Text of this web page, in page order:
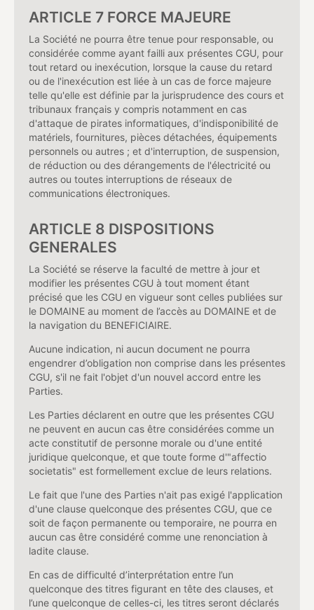
ARTICLE 7 FORCE MAJEURE
La Société ne pourra être tenue pour responsable, ou
considérée comme ayant failli aux présentes CGU, pour
tout retard ou inexécution, lorsque la cause du retard
ou de l'inexécution est liée à un cas de force majeure
telle qu'elle est définie par la jurisprudence des cours et
tribunaux français y compris notamment en cas
d'attaque de pirates informatiques, d'indisponibilité de
matériels, fournitures, pièces détachées, équipements
personnels ou autres ; et d'interruption, de suspension,
de réduction ou des dérangements de l'électricité ou
autres ou toutes interruptions de réseaux de
communications électroniques.
ARTICLE 8 DISPOSITIONS
GENERALES
La Société se réserve la faculté de mettre à jour et
modifier les présentes CGU à tout moment étant
précisé que les CGU en vigueur sont celles publiées sur
le DOMAINE au moment de l’accès au DOMAINE et de
la navigation du BENEFICIAIRE.
Aucune indication, ni aucun document ne pourra
engendrer d’obligation non comprise dans les présentes
CGU, s'il ne fait l'objet d'un nouvel accord entre les
Parties.
Les Parties déclarent en outre que les présentes CGU
ne peuvent en aucun cas être considérées comme un
acte constitutif de personne morale ou d'une entité
juridique quelconque, et que toute forme d'"affectio
societatis" est formellement exclue de leurs relations.
Le fait que l'une des Parties n'ait pas exigé l'application
d'une clause quelconque des présentes CGU, que ce
soit de façon permanente ou temporaire, ne pourra en
aucun cas être considéré comme une renonciation à
ladite clause.
En cas de difficulté d’interprétation entre l’un
quelconque des titres figurant en tête des clauses, et
l’une quelconque de celles-ci, les titres seront déclarés